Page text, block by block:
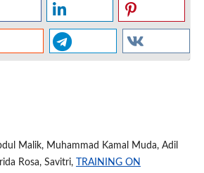
Malik, Muhammad Kamal Muda, Adil
Rosa, Savitri,
TRAINING ON